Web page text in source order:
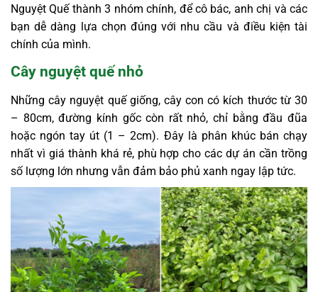
Nguyệt Quế thành 3 nhóm chính, để cô bác, anh chị và các
bạn dễ dàng lựa chọn đúng với nhu cầu và điều kiện tài
chính của mình.
Cây nguyệt quế nhỏ
Những cây nguyệt quế giống, cây con có kích thước từ 30
– 80cm, đường kính gốc còn rất nhỏ, chỉ bằng đầu đũa
hoặc ngón tay út (1 – 2cm). Đây là phân khúc bán chạy
nhất vì giá thành khá rẻ, phù hợp cho các dự án cần trồng
số lượng lớn nhưng vẫn đảm bảo phủ xanh ngay lập tức.